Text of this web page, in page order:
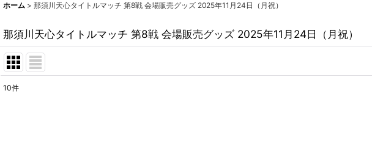
ホーム > 那須川天心タイトルマッチ 第8戦 会場販売グッズ 2025年11月24日（月祝）
那須川天心タイトルマッチ 第8戦 会場販売グッズ 2025年11月24日（月祝）
10件